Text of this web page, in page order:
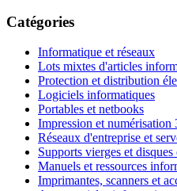
Catégories
Informatique et réseaux
Lots mixtes d'articles
Protection et distribution
Logiciels informatiques
Portables et netbooks
Impression et numérisation
Réseaux d'entreprise et
Supports vierges et disques
Manuels et ressources
Imprimantes, scanners et